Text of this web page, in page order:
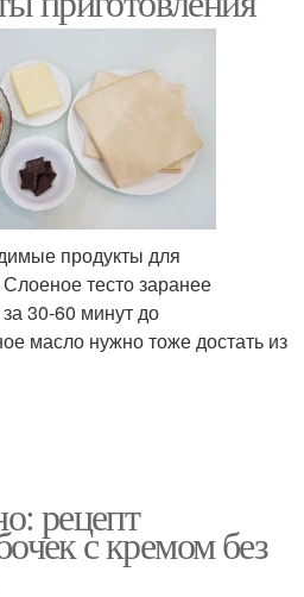
продукты для
тесто заранее
30-60 минут до
масло нужно тоже достать из
рецепт
с кремом без